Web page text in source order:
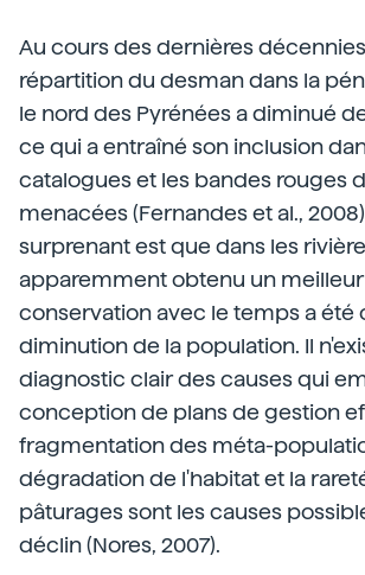
Au cours des dernières
répartition du desman dans la
le nord des Pyrénées a diminué
ce qui a entraîné son inclusion
catalogues et les bandes rouges
menacées (Fernandes et al.,
surprenant est que dans les
apparemment obtenu un
conservation avec le temps a été
diminution de la population. Il
diagnostic clair des causes qui
conception de plans de gestion
fragmentation des méta-
dégradation de l'habitat et la
pâturages sont les causes
déclin (Nores, 2007).